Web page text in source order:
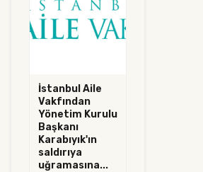
İstanbul Aile
Vakfından
Yönetim Kurulu
Başkanı
Karabıyık'ın
saldırıya
uğramasına...